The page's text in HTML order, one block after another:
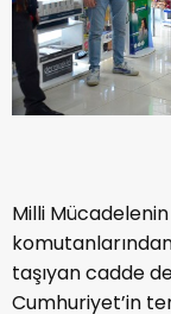
Milli
taşıyan cadde
Cumhuriyet’in